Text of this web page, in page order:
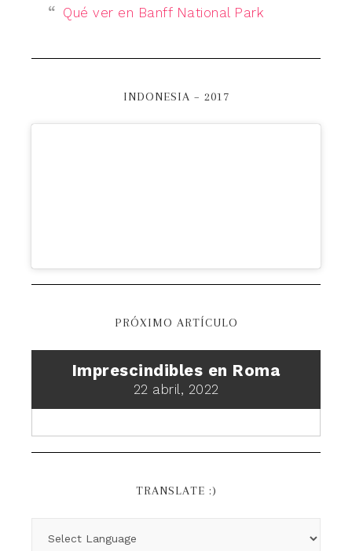
Qué ver en Banff National Park
INDONESIA – 2017
PRÓXIMO ARTÍCULO
Imprescindibles en Roma
22 abril, 2022
TRANSLATE :)